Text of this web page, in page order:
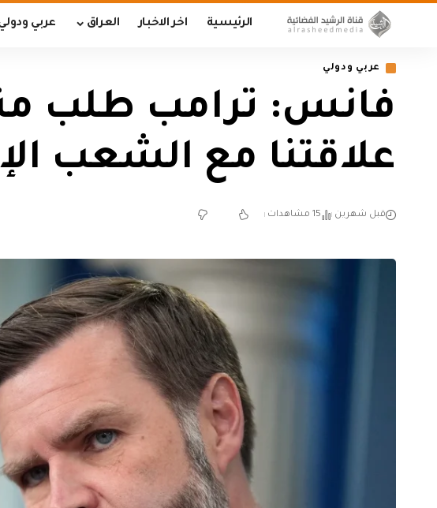
الرئيسية اخر الاخبار العراق عربي
عربي ودولي
فانس: ترامب طلب
علاقتنا مع الشعب
قبل شهرين 15 مشاهدات